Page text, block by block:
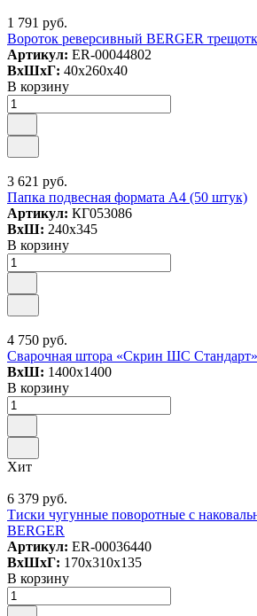
1 791 руб.
Вороток реверсивный BERGER
Артикул: ER-00044802
ВxШxГ: 40x260x40
В корзину
3 621 руб.
Папка подвесная формата А4 (50 штук)
Артикул: КГ053086
ВxШ: 240x345
В корзину
4 750 руб.
Сварочная штора «Скрин ШС Стандарт»
ВxШ: 1400x1400
В корзину
Хит
6 379 руб.
Тиски чугунные поворотные с
BERGER
Артикул: ER-00036440
ВxШxГ: 170x310x135
В корзину